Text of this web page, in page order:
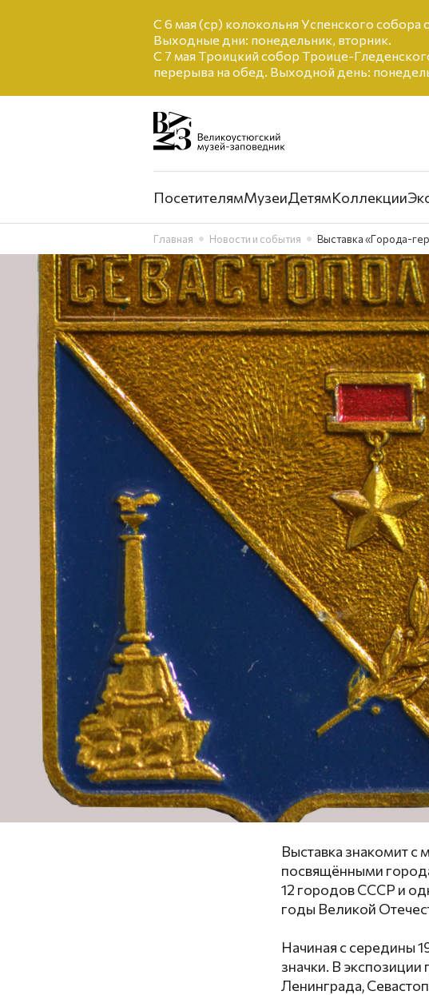
С 6 мая (ср) колокольня Успенского собора
Выходные дни: понедельник, вторник.
С 7 мая Троицкий собор Троице-
перерыва на обед. Выходной день:
ПосетителямМузеиДетямКоллекции
Главная Новости и события Выставка «Города-
Выставка знакомит
посвящёнными
12 городов СССР и
годы Великой
Начиная с середины
значки. В
Ленинграда,